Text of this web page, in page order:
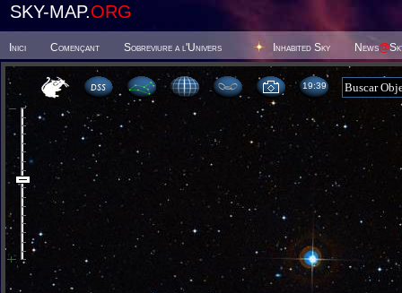
SKY-MAP.ORG
Inici Començant Sobreviure a l'Univers Inhabited Sky News@
19 39